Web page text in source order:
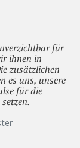
für
ihnen in
zusätzlichen
es uns, unsere
für die